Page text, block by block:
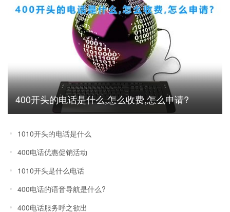
400开头的电话是什么,怎么收费,怎么申请?
1010开头的电话是什么
400电话优惠促销活动
1010开头是什么电话
400电话的语音导航是什么?
400电话服务呼之欲出